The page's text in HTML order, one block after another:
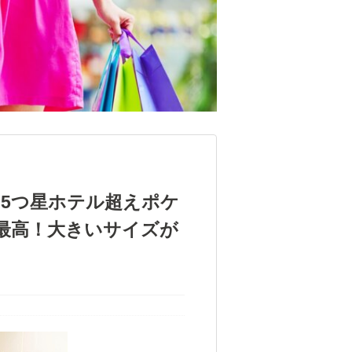
つ星ホテル超えポケ
高！大きいサイズが